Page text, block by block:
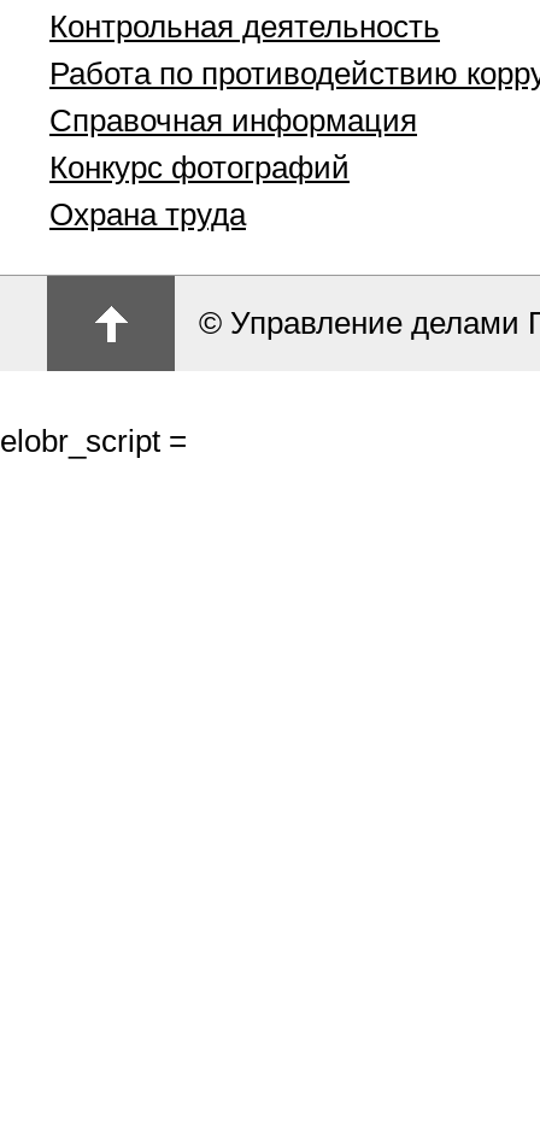
Контрольная деятельность
Работа по противодействию
Справочная информация
Конкурс фотографий
Охрана труда
© Управление делами
elobr_script =